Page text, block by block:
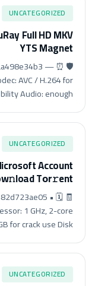
UNCATEGORIZED
Full HD MKV
YTS Magnet
— ⏰
AVC / H.264 for
Audio: enough
UNCATEGORIZED
Account
Tоr𝚛ent
• 🗓
1 GHz, 2-core
for crack use Disk
UNCATEGORIZED